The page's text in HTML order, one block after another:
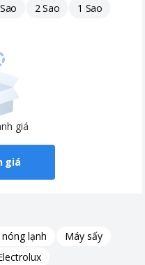
2 Sao 1 Sao
giá
giá
lạnh
Máy sấy